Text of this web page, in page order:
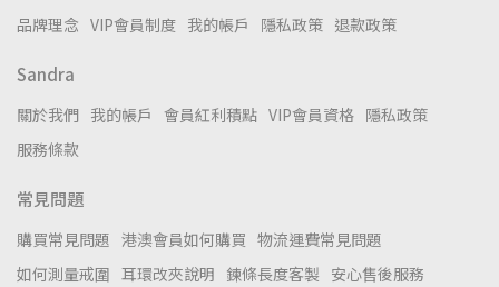
品牌理念 VIP會員制度 我的帳戶 隱私政策 退款政策
Sandra
關於我們 我的帳戶 會員紅利積點 VIP會員資格 隱私政策
服務條款
常見問題
購買常見問題 港澳會員如何購買 物流運費常見問題
如何測量戒圍 耳環改夾說明 鍊條長度客製 安心售後服務